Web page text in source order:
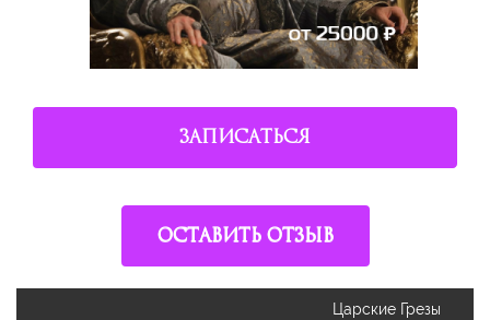
ЗАПИСАТЬСЯ
ОСТАВИТЬ ОТЗЫВ
Царские Грезы